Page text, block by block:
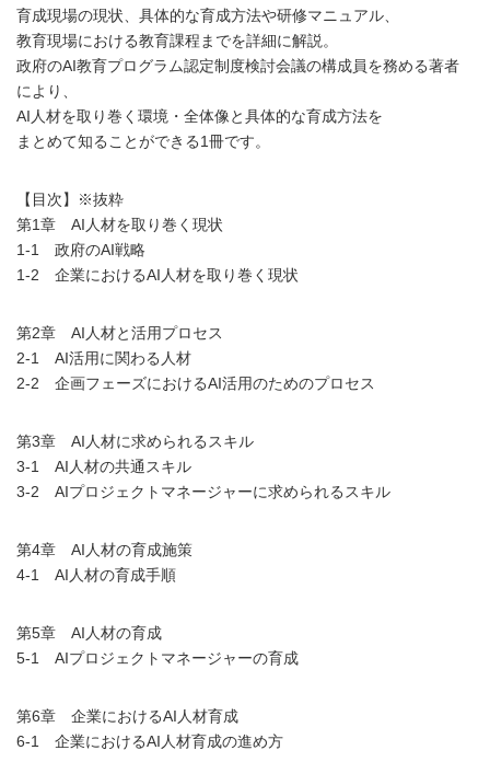
育成現場の現状、具体的な育成方法や研修マニュアル、
教育現場における教育課程までを詳細に解説。
政府のAI教育プログラム認定制度検討会議の構成員を務める著者
により、
AI人材を取り巻く環境・全体像と具体的な育成方法を
まとめて知ることができる1冊です。
【目次】※抜粋
第1章 AI人材を取り巻く現状
1-1 政府のAI戦略
1-2 企業におけるAI人材を取り巻く現状
第2章 AI人材と活用プロセス
2-1 AI活用に関わる人材
2-2 企画フェーズにおけるAI活用のためのプロセス
第3章 AI人材に求められるスキル
3-1 AI人材の共通スキル
3-2 AIプロジェクトマネージャーに求められるスキル
第4章 AI人材の育成施策
4-1 AI人材の育成手順
第5章 AI人材の育成
5-1 AIプロジェクトマネージャーの育成
第6章 企業におけるAI人材育成
6-1 企業におけるAI人材育成の進め方